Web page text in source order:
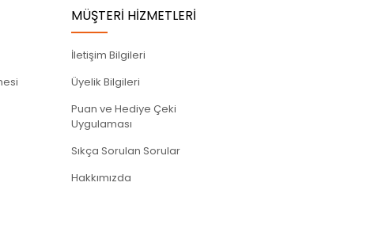
MÜŞTERİ HİZMETLERİ
İletişim Bilgileri
Üyelik Bilgileri
Puan ve Hediye Çeki
Uygulaması
Sıkça Sorulan Sorular
Hakkımızda